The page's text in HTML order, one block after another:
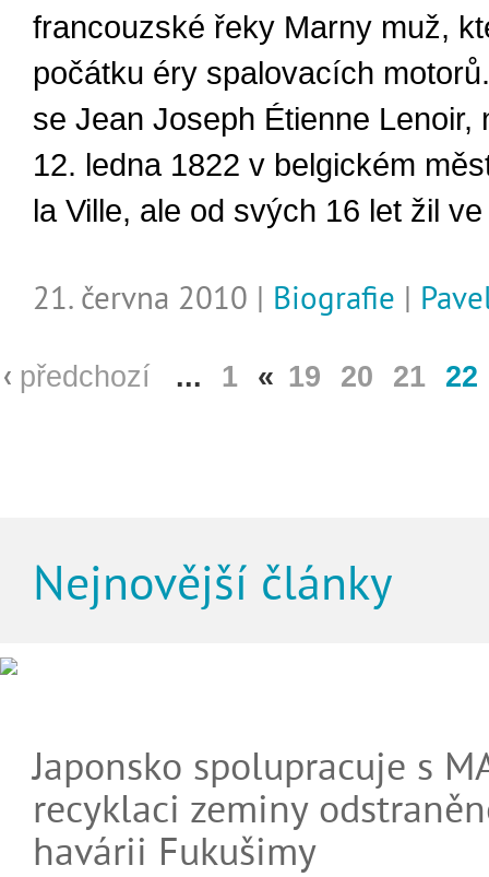
francouzské řeky Marny muž,
počátku éry spalovacích
se Jean Joseph Étienne Lenoir,
12. ledna 1822 v belgickém
la Ville, ale od svých 16 let žil
21. června 2010 | Biografie |
předchozí ... 1 « 19 20 21 22
Nejnovější články
Japonsko spolupracuje s
recyklaci zeminy
havárii Fukušimy